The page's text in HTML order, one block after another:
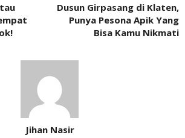
Dusun Girpasang di Klaten,
Punya Pesona Apik Yang
Bisa Kamu Nikmati
Jihan Nasir